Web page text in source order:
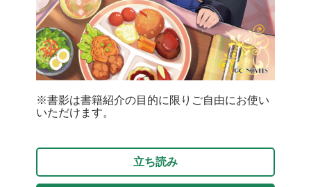
※書影は書籍紹介の目的に限りご自由にお使い
いただけます。
立ち読み